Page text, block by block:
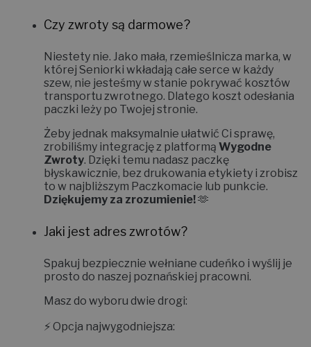
Czy zwroty są darmowe?
Niestety nie. Jako mała, rzemieślnicza marka, w
której Seniorki wkładają całe serce w każdy
szew, nie jesteśmy w stanie pokrywać kosztów
transportu zwrotnego. Dlatego koszt odesłania
paczki leży po Twojej stronie.
Żeby jednak maksymalnie ułatwić Ci sprawę,
zrobiliśmy integrację z platformą Wygodne
Zwroty. Dzięki temu nadasz paczkę
błyskawicznie, bez drukowania etykiety i zrobisz
to w najbliższym Paczkomacie lub punkcie.
Dziękujemy za zrozumienie!🫶
Jaki jest adres zwrotów?
Spakuj bezpiecznie wełniane cudeńko i wyślij je
prosto do naszej poznańskiej pracowni.
Masz do wyboru dwie drogi:
⚡ Opcja najwygodniejsza: